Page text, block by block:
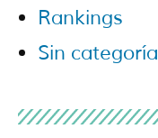
Rankings
Sin categoría